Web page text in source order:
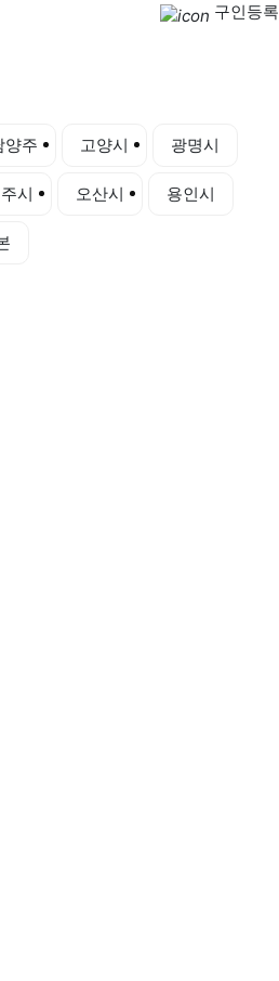
구인등록
양주 고양시 광명시
시 오산시 용인시